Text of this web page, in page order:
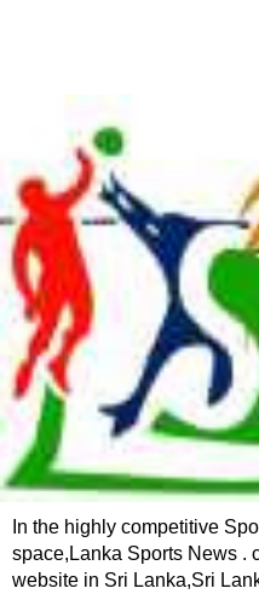
In the highly competitive
space,Lanka Sports News .
website in Sri Lanka,Sri